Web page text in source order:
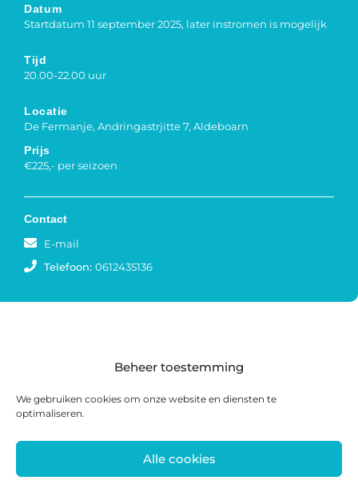
Beheer toestemming
We gebruiken cookies om onze website en diensten te
optimaliseren.
Alle cookies
Datum
Startdatum 11 september 2025, later instromen is mogelijk
Tijd
20.00-22.00 uur
Locatie
De Fermanje, Andringastrjitte 7, Aldeboarn
Prijs
€225,- per seizoen
Contact
E-mail
Telefoon: 0612435136
Postadres: Postbus 285, 8440 AG Heerenveen |